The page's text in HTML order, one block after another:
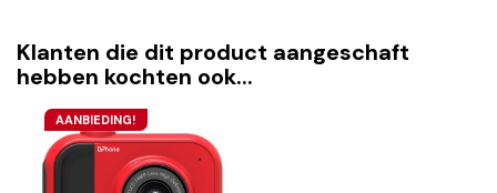
Klanten die dit product aangeschaft
hebben kochten ook...
AANBIEDING!